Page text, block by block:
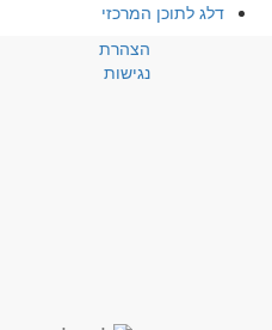
דלג לתוכן המרכזי
הצהרת
נגישות